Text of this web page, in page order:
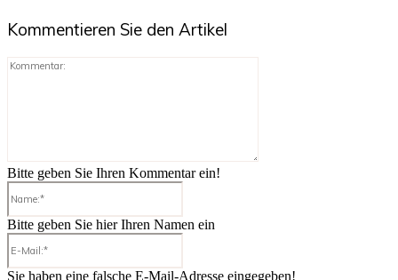
Kommentieren Sie den Artikel
Bitte geben Sie Ihren Kommentar ein!
Bitte geben Sie hier Ihren Namen ein
Sie haben eine falsche E-Mail-Adresse eingegeben!